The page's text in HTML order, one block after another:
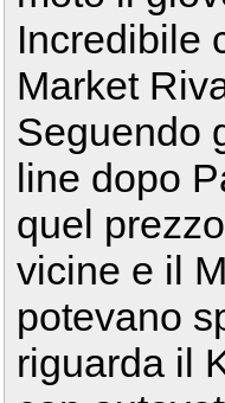
Incredibile
Market
Seguendo
line dopo
quel
vicine e il
potevano
riguarda il